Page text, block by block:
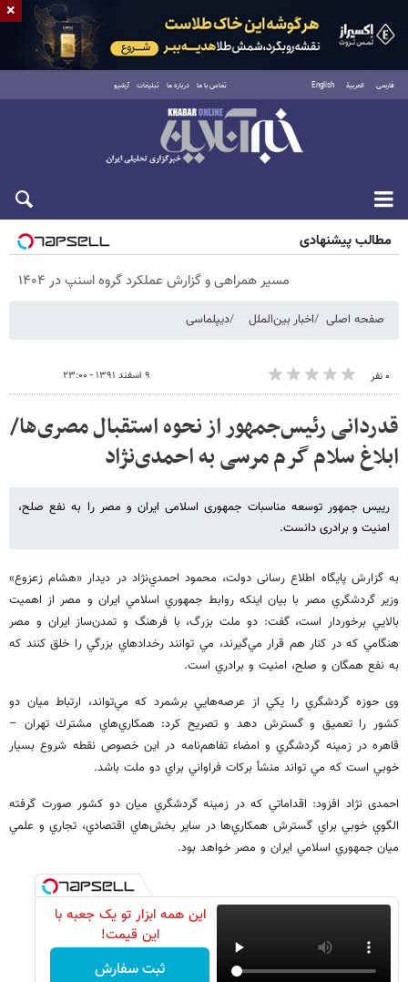
فارسی العربية English تماس با ما درباره ما تبلیغات آرشیو
پنجشنبه ۱۵ مرداد ۱۴۰۵
مطالب پیشنهادی
مسیر همراهی و گزارش عملکرد گروه اسنپ در ۱۴۰۴
صفحه اصلی اخبار بین‌الملل دیپلماسی
۰ نفر ۹ اسفند ۱۳۹۱ - ۲۳:۰۰
قدردانی رئیس‌جمهور از نحوه استقبال مصری‌ها/
ابلاغ سلام گرم مرسی به احمدی‌نژاد
رییس جمهور توسعه مناسبات جمهوری اسلامی ایران و مصر را به نفع صلح،
امنیت و برادری دانست.
به گزارش پایگاه اطلاع رسانی دولت، محمود احمدي‌نژاد در ديدار «هشام زعزوع»
وزير گردشگري مصر با بيان اينكه روابط جمهوري اسلامي ايران و مصر از اهميت
بالايي برخوردار است، گفت: دو ملت بزرگ، با فرهنگ و تمدن‌ساز ايران و مصر
هنگامي كه در كنار هم قرار مي‌گيرند، مي توانند رخدادهاي بزرگي را خلق کنند كه
به نفع همگان و صلح، امنيت و برادري است.
وی حوزه گردشگري را يكي از عرصه‌هايي برشمرد که مي‌تواند، ارتباط ميان دو
كشور را تعميق و گسترش دهد و تصريح كرد: همكاري‌هاي مشترك تهران –
قاهره در زمينه گردشگري و امضاء تفاهم‌نامه در اين خصوص نقطه شروع بسيار
خوبي است كه مي تواند منشأ بركات فراواني براي دو ملت باشد.
احمدی نژاد افزود: اقداماتي كه در زمينه گردشگري ميان دو کشور صورت گرفته
الگوي خوبي براي گسترش همكاري‌ها در ساير بخش‌هاي اقتصادي، تجاري و علمي
ميان جمهوري اسلامي ايران و مصر خواهد بود.
این همه ابزار تو یک جعبه با
این قیمت!
ثبت سفارش
×